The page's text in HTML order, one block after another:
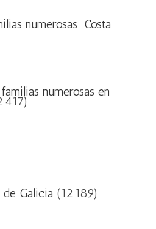
numerosas: Costa
numerosas en
Galicia (12.189)